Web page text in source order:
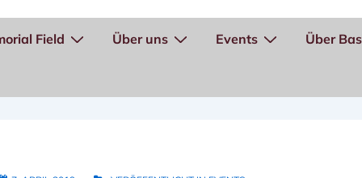
Field Über uns Events Über